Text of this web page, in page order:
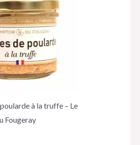
à la truffe – Le
Fougeray